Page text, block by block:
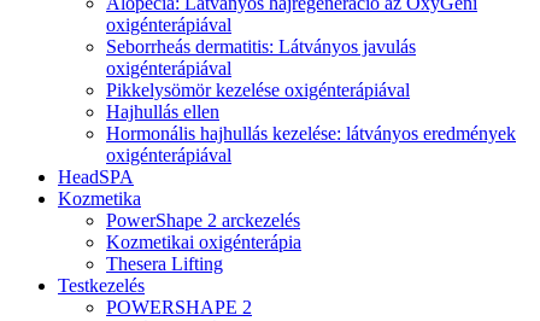
oxigénterápiával
Seborrheás dermatitis: Látványos javulás
oxigénterápiával
Pikkelysömör kezelése oxigénterápiával
Hajhullás ellen
Hormonális hajhullás kezelése: látványos eredmények
oxigénterápiával
HeadSPA
Kozmetika
PowerShape 2 arckezelés
Kozmetikai oxigénterápia
Thesera Lifting
Testkezelés
POWERSHAPE 2